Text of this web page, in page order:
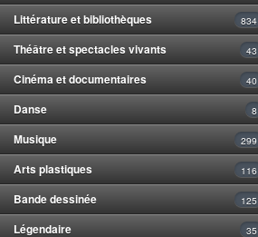
Littérature et bibliothèques 834
Théâtre et spectacles vivants 43
Cinéma et documentaires 40
Danse 8
Musique 299
Arts plastiques 116
Bande dessinée 125
Légendaire 35